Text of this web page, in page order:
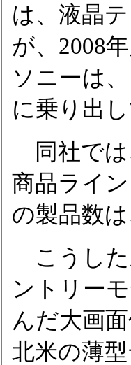
は、液晶
が、2008
ソニーは
に乗り出
同社では
商品ライ
の製品数
こうした
ントリー
んだ大画
北米の薄